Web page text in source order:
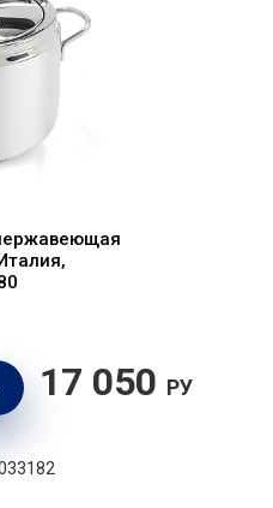
17 050 РУБ.